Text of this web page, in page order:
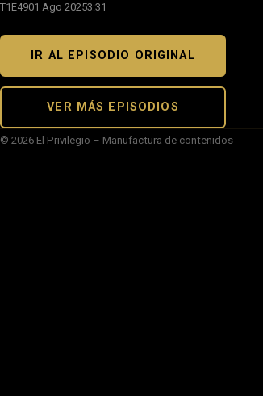
T1E4901 Ago 20253:31
IR AL EPISODIO ORIGINAL
VER MÁS EPISODIOS
© 2026 El Privilegio – Manufactura de contenidos